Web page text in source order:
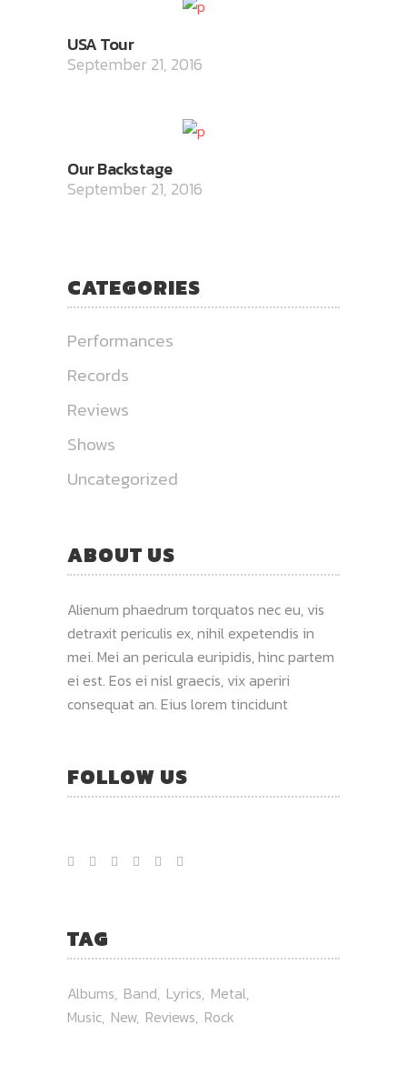
USA Tour
September 21, 2016
Our Backstage
September 21, 2016
CATEGORIES
Performances
Records
Reviews
Shows
Uncategorized
ABOUT US
Alienum phaedrum torquatos nec eu, vis
detraxit periculis ex, nihil expetendis in
mei. Mei an pericula euripidis, hinc partem
ei est. Eos ei nisl graecis, vix aperiri
consequat an. Eius lorem tincidunt
FOLLOW US
TAG
Albums Band Lyrics Metal
Music New Reviews Rock